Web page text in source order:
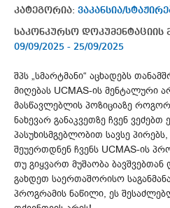
კატეგორია: ვაკანსია/
საკონკურსო დოკუმენტაციის
09/09/2025 - 25/09/2025
შპს „სმარტმანი“ აცხადებს
მიღებას UCMAS-ის მენტალური
მასწავლებლის პოზიციაზე
ნახევარ განაკვეთზე ჩვენ ვეძებთ
პასუხისმგებლობით სავსე
შეუერთდნენ ჩვენს UCMAS-ის
თუ გიყვართ მუშაობა ბავშვებთან
გახდეთ საერთაშორისო
პროგრამის ნაწილი, ეს